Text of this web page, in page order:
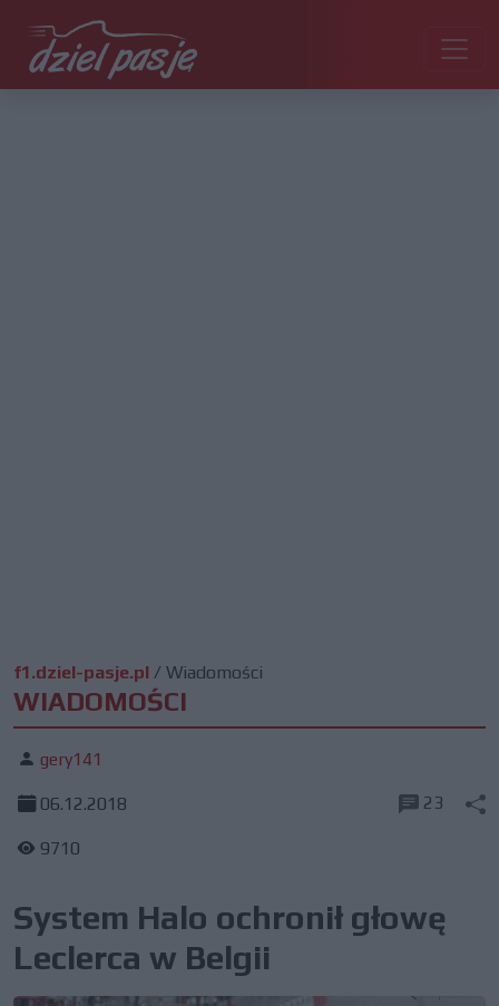
f1.dziel-pasje.pl / Wiadomości
WIADOMOŚCI
gery141
06.12.2018
9710
23
System Halo ochronił głowę
Leclerca w Belgii